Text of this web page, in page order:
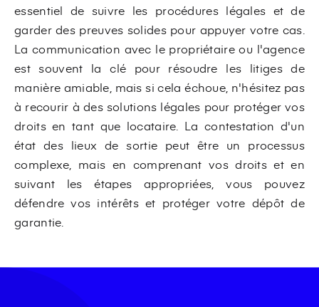
essentiel de suivre les procédures légales et de
garder des preuves solides pour appuyer votre cas.
La communication avec le propriétaire ou l'agence
est souvent la clé pour résoudre les litiges de
manière amiable, mais si cela échoue, n'hésitez pas
à recourir à des solutions légales pour protéger vos
droits en tant que locataire. La contestation d'un
état des lieux de sortie peut être un processus
complexe, mais en comprenant vos droits et en
suivant les étapes appropriées, vous pouvez
défendre vos intérêts et protéger votre dépôt de
garantie.